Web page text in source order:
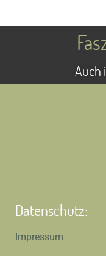
Auch
Datenschutz:
Impressum